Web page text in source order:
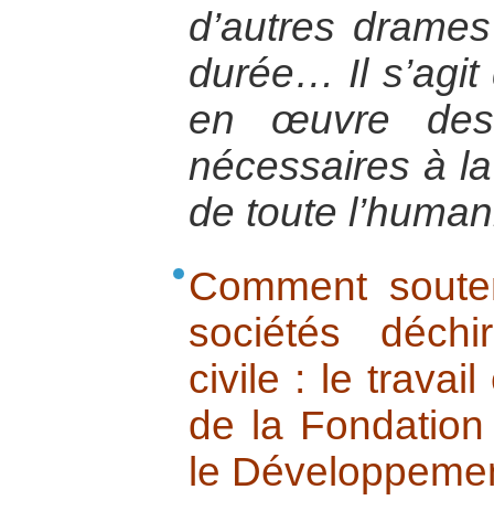
d’autres
durée… Il s’agit
en œuvre des
nécessaires à
de toute
Comment
sociétés
civile : le travail
de la
le